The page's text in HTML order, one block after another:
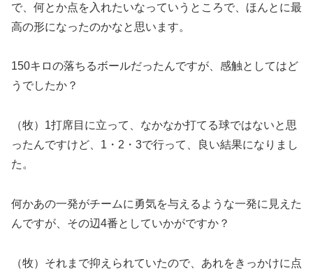
で、何とか点を入れたいなっていうところで、ほんとに最
高の形になったのかなと思います。
150キロの落ちるボールだったんですが、感触としてはど
うでしたか？
（牧）1打席目に立って、なかなか打てる球ではないと思
ったんですけど、1・2・3で行って、良い結果になりまし
た。
何かあの一発がチームに勇気を与えるような一発に見えた
んですが、その辺4番としていかがですか？
（牧）それまで抑えられていたので、あれをきっかけに点